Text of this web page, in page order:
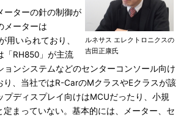
ルネサス エレクトロニクスの
吉田正康氏
ターの針の制御が
メーターは
用いられており、
「RH850」が主流
ョンシステムなどのセンターコンソール向け
り、当社ではR-CarのMクラスやEクラスが該
プディスプレイ向けはMCUだったり、小規
定まっていない。基本的には、メーター、セ